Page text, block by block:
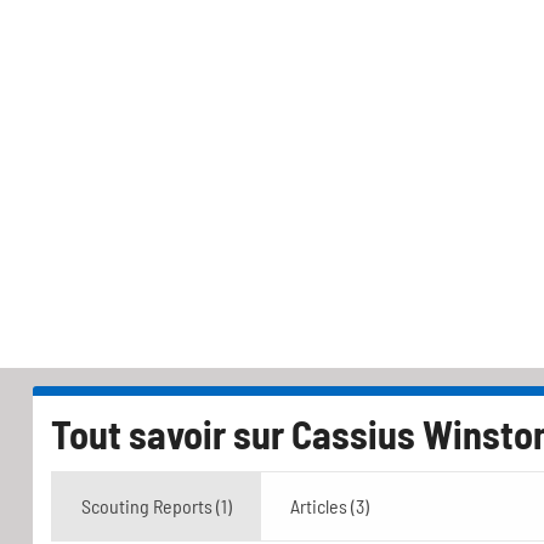
Tout savoir surCassius
Scouting Reports (1) Articles (3)